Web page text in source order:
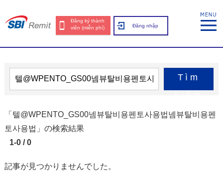
Đăng ký thành
viên (miễn phí)
Đăng nhập
Tìm
「텔@WPENTO_GS00넴뷰탈비용펜토사용법넴뷰탈비용펜
토사용법」の検索結果
1-0 / 0
記事が見つかりませんでした。